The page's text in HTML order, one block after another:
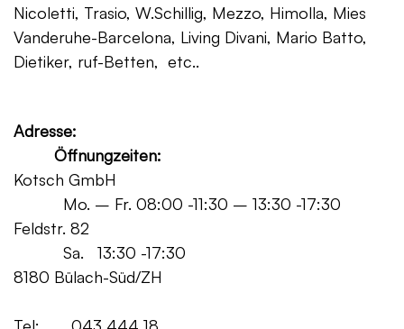
Nicoletti, Trasio, W.Schillig, Mezzo, Himolla, Mies
Vanderuhe-Barcelona, Living Divani, Mario Batto,
Dietiker, ruf-Betten, etc..
Adresse:
Öffnungzeiten:
Kotsch GmbH
Mo. – Fr. 08:00 -11:30 – 13:30 -17:30
Feldstr. 82
Sa. 13:30 -17:30
8180 Bülach-Süd/ZH